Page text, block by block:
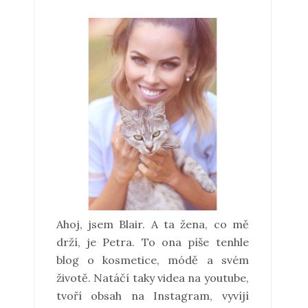
Ahoj, jsem Blair. A ta žena, co mě
drží, je Petra. To ona píše tenhle
blog o kosmetice, módě a svém
životě. Natáčí taky videa na youtube,
tvoří obsah na Instagram, vyvíjí